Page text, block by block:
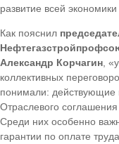
развитие всей экономики
Как пояснил
Александр Корчагин ,
коллективных
понимали:
Отраслевого
Среди них особенно
гарантии по оплате